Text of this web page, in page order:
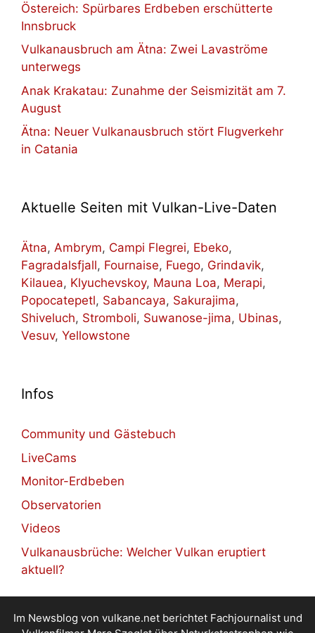
Östereich: Spürbares Erdbeben erschütterte
Innsbruck
Vulkanausbruch am Ätna: Zwei Lavaströme
unterwegs
Anak Krakatau: Zunahme der Seismizität am 7.
August
Ätna: Neuer Vulkanausbruch stört Flugverkehr
in Catania
Aktuelle Seiten mit Vulkan-Live-Daten
Ätna, Ambrym, Campi Flegrei, Ebeko,
Fagradalsfjall, Fournaise, Fuego, Grindavik,
Kilauea, Klyuchevskoy, Mauna Loa, Merapi,
Popocatepetl, Sabancaya, Sakurajima,
Shiveluch, Stromboli, Suwanose-jima, Ubinas,
Vesuv, Yellowstone
Infos
Community und Gästebuch
LiveCams
Monitor-Erdbeben
Observatorien
Videos
Vulkanausbrüche: Welcher Vulkan eruptiert
aktuell?
Im Newsblog von vulkane.net berichtet Fachjournalist und